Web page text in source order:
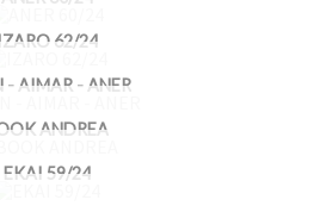
62/24
- AIMAR - ANER
ANDREA
EKAI 59/24